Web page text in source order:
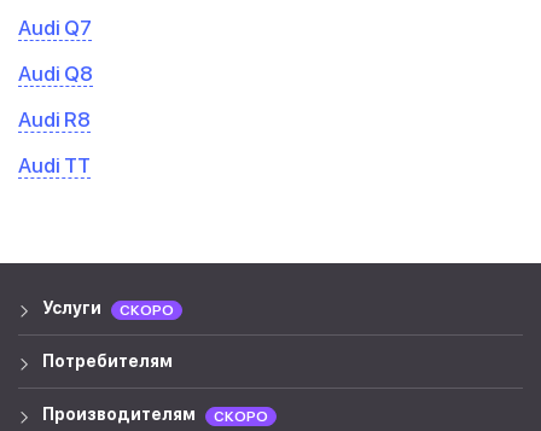
Audi Q7
Audi Q8
Audi R8
Audi TT
Услуги СКОРО
Потребителям
Производителям СКОРО